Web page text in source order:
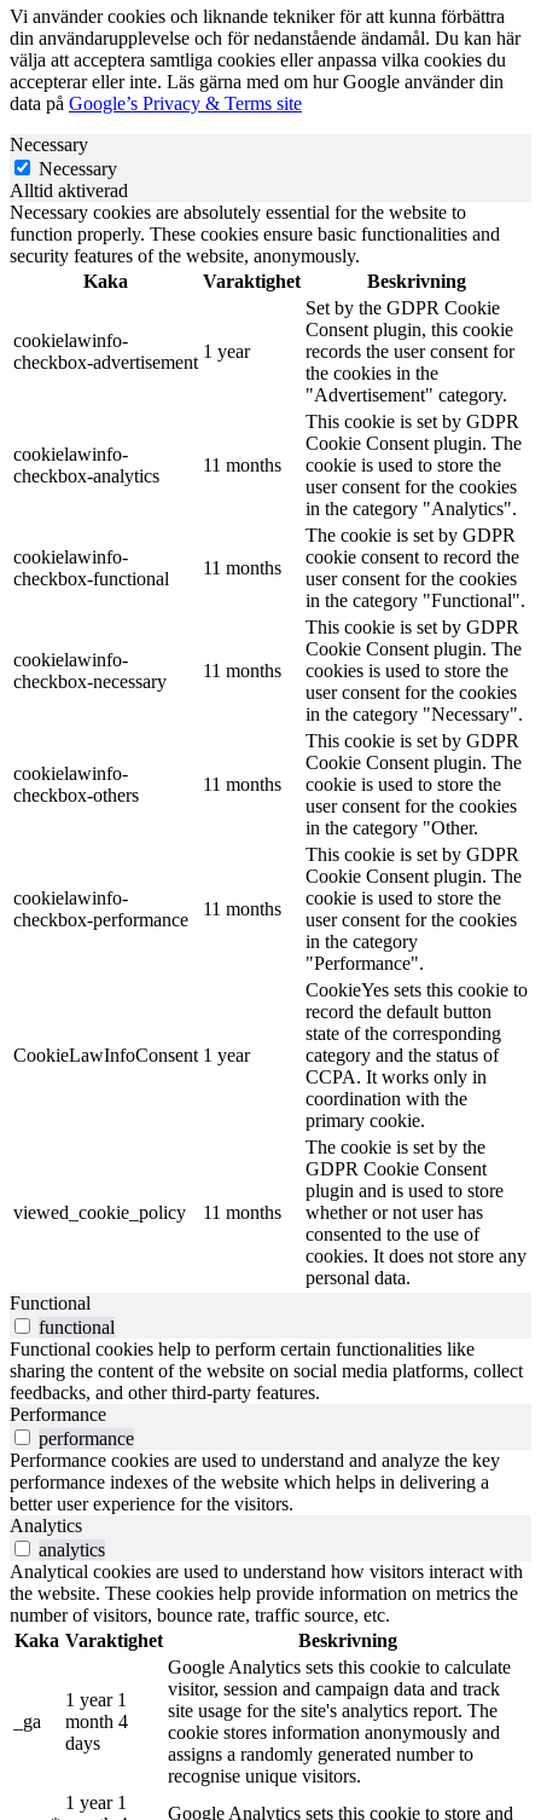
Vi använder cookies och liknande tekniker för att kunna förbättra
din användarupplevelse och för nedanstående ändamål. Du kan här
välja att acceptera samtliga cookies eller anpassa vilka cookies du
accepterar eller inte. Läs gärna med om hur Google använder din
data på Google’s Privacy & Terms site
Necessary
Necessary
Alltid aktiverad
Necessary cookies are absolutely essential for the website to
function properly. These cookies ensure basic functionalities and
security features of the website, anonymously.
Kaka
Varaktighet Beskrivning
cookielawinfo-
checkbox-advertisement
1 year
Set by the GDPR Cookie
Consent plugin, this cookie
records the user consent for
the cookies in the
"Advertisement" category.
cookielawinfo-
checkbox-analytics
11 months
This cookie is set by GDPR
Cookie Consent plugin. The
cookie is used to store the
user consent for the cookies
in the category "Analytics".
cookielawinfo-
checkbox-functional
11 months
The cookie is set by GDPR
cookie consent to record the
user consent for the cookies
in the category "Functional".
cookielawinfo-
checkbox-necessary
11 months
This cookie is set by GDPR
Cookie Consent plugin. The
cookies is used to store the
user consent for the cookies
in the category "Necessary".
cookielawinfo-
checkbox-others
11 months
This cookie is set by GDPR
Cookie Consent plugin. The
cookie is used to store the
user consent for the cookies
in the category "Other.
cookielawinfo-
checkbox-performance
11 months
This cookie is set by GDPR
Cookie Consent plugin. The
cookie is used to store the
user consent for the cookies
in the category
"Performance".
CookieLawInfoConsent 1 year
CookieYes sets this cookie to
record the default button
state of the corresponding
category and the status of
CCPA. It works only in
coordination with the
primary cookie.
viewed_cookie_policy 11 months
The cookie is set by the
GDPR Cookie Consent
plugin and is used to store
whether or not user has
consented to the use of
cookies. It does not store any
personal data.
Functional
functional
Functional cookies help to perform certain functionalities like
sharing the content of the website on social media platforms, collect
feedbacks, and other third-party features.
Performance
performance
Performance cookies are used to understand and analyze the key
performance indexes of the website which helps in delivering a
better user experience for the visitors.
Analytics
analytics
Analytical cookies are used to understand how visitors interact with
the website. These cookies help provide information on metrics the
number of visitors, bounce rate, traffic source, etc.
Kaka Varaktighet Beskrivning
_ga
1 year 1
month 4
days
Google Analytics sets this cookie to calculate
visitor, session and campaign data and track
site usage for the site's analytics report. The
cookie stores information anonymously and
assigns a randomly generated number to
recognise unique visitors.
1 year 1
Google Analytics sets this cookie to store and